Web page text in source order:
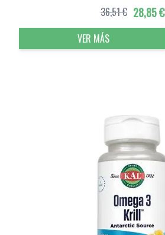
28,85 €
36,51 €
VER MÁS